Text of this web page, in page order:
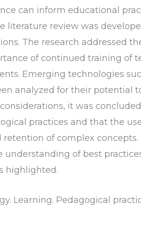
can inform educational
literature review was
The research addressed
of continued training of
Emerging technologies
analyzed for their potential
it was
practices and that the
of complex
of best
highlighted.
Learning. Pedagogical